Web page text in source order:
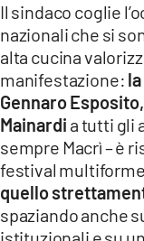
Il sindaco coglie
nazionali che si
alta cucina
manifestazione:
Gennaro
Mainardi a tutti gli
sempre Macrì – è
festival
quello
spaziando anche